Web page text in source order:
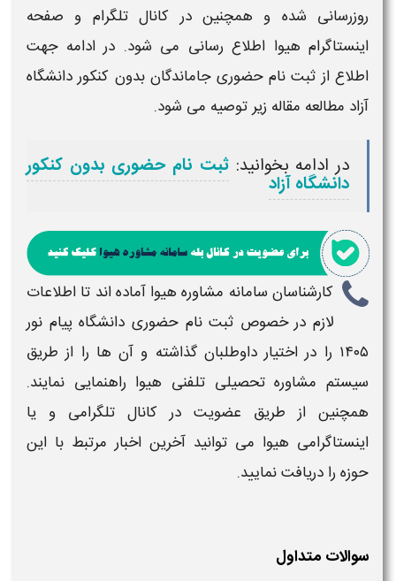
روزرسانی شده و همچنین در کانال تلگرام و صفحه
اینستاگرام هیوا اطلاع رسانی می شود. در ادامه جهت
اطلاع از ثبت نام حضوریجاماندگان بدون کنکور دانشگاه
آزاد مطالعه مقاله زیر توصیه می شود.
در ادامه بخوانید: ثبت نام حضوری بدون کنکور
دانشگاه آزاد
کارشناسان سامانه مشاوره هیوا آماده اند تا اطلاعات
لازم در خصوص ثبت نام حضوری دانشگاه پیام نور
۱۴۰۵ را در اختیار داوطلبان گذاشته و آن ها را از طریق
سیستم مشاوره تحصیلی تلفنی هیوا راهنمایی نمایند.
همچنین از طریق عضویت در کانال تلگرامی و یا
اینستاگرامی هیوا می توانید آخرین اخبار مرتبط با این
حوزه را دریافت نمایید.
سوالات متداول